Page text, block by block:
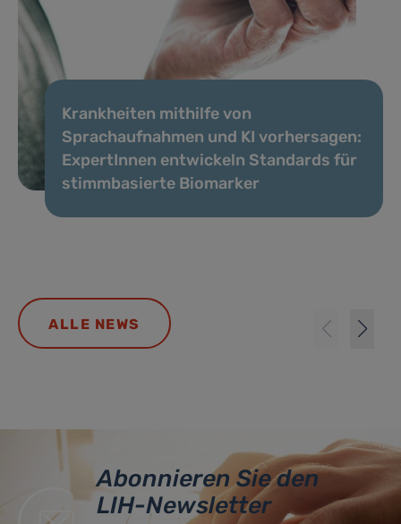
Krankheiten mithilfe von
Sprachaufnahmen und KI vorhersagen:
ExpertInnen entwickeln Standards für
stimmbasierte Biomarker
ALLE NEWS
Abonnieren Sie den
LIH-Newsletter